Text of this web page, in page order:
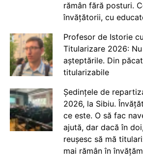
rămân fără posturi.
învățătorii, cu
Profesor de Istorie
Titularizare 2026:
așteptările. Din
titularizabile
Ședințele de
2026, la Sibiu.
ce este. O să fac
ajută, dar dacă în
reușesc să mă
mai rămân în